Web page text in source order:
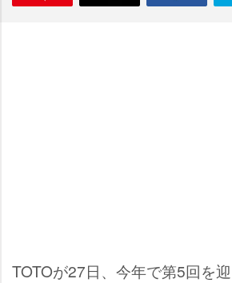
TOTOが27日、今年で第5回を迎